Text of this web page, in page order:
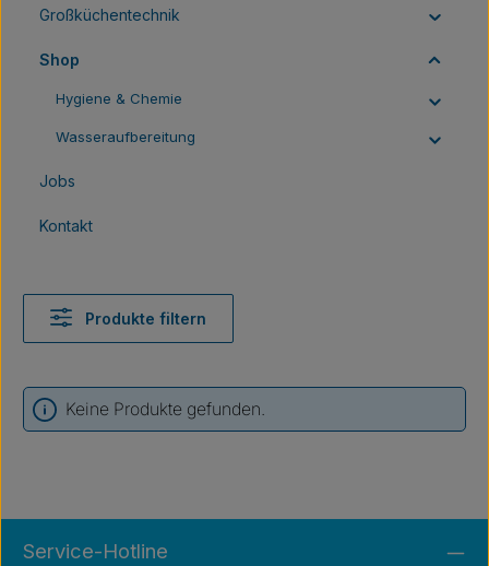
Großküchentechnik
Shop
Hygiene & Chemie
Wasseraufbereitung
Jobs
Kontakt
Produkte filtern
Keine Produkte gefunden.
Service-Hotline